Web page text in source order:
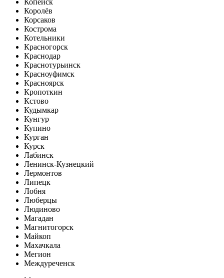
Королёв
Корсаков
Кострома
Котельники
Красногорск
Краснодар
Краснотурьинск
Красноуфимск
Красноярск
Кропоткин
Кстово
Кудымкар
Кунгур
Купино
Курган
Курск
Лабинск
Ленинск-Кузнецкий
Лермонтов
Липецк
Лобня
Люберцы
Людиново
Магадан
Магнитогорск
Майкоп
Махачкала
Мегион
Междуреченск